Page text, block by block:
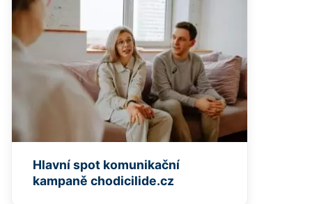
Hlavní spot komunikační
kampaně chodicilide.cz